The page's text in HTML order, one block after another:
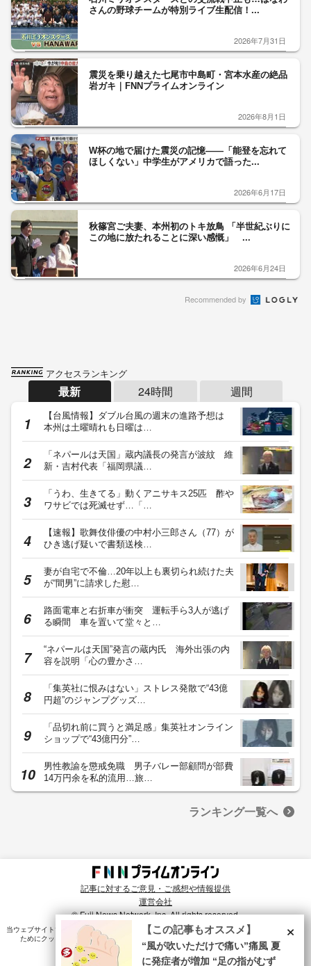
さんの野球チームが特別ライブ生配信！...
2026年7月31日
震災を乗り越えた七尾市中島町・宮本水産の絶品
岩ガキ｜FNNプライムオンライン
2026年8月1日
W杯の地で届けた震災の記憶――「能登を忘れて
ほしくない」中学生がアメリカで語った...
2026年6月17日
秋篠宮ご夫妻、本州初のトキ放鳥 「半世紀ぶりに
この地に放たれることに深い感慨」 ...
2026年6月24日
Recommended by
アクセスランキング
最新 24時間 週間
【台風情報】ダブル台風の週末の進路予想は
本州は土曜晴れも日曜は…
「ネパールは天国」蔵内議長の発言が波紋 維
新・吉村代表「福岡県議…
「うわ、生きてる」動くアニサキス25匹 酢や
ワサビでは死滅せず…「…
【速報】歌舞伎俳優の中村小三郎さん（77）が
ひき逃げ疑いで書類送検…
妻が自宅で不倫…20年以上も裏切られ続けた夫
が“間男”に請求した慰…
路面電車と右折車が衝突 運転手ら3人が逃げ
る瞬間 車を置いて堂々と…
“ネパールは天国”発言の蔵内氏 海外出張の内
容を説明「心の豊かさ…
「集英社に恨みはない」ストレス発散で“43億
円超”のジャンプグッズ…
「品切れ前に買うと満足感」集英社オンライン
ショップで“43億円分”…
男性教諭を懲戒免職 男子バレー部顧問が部費
14万円余を私的流用…旅…
ランキング一覧へ
記事に対するご意見・ご感想や情報提供
運営会社
© Fuji News Network, Inc. All rights reserved.
当ウェブサイトでは、ユーザのニーズ・興味・関⼼に合致したコンテンツや広告配信を提供する
ためにクッキーを使⽤しています。詳細は、
プライバシーポリシー をご確認ください。×
【この記事もオススメ】
“風が吹いただけで痛い”痛風 夏
に発症者が増加 “足の指がむず